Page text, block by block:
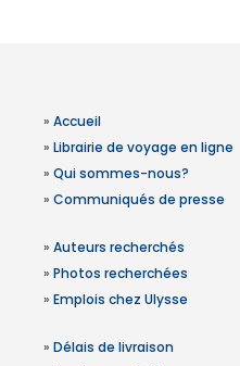
» Accueil
» Librairie de voyage en ligne
» Qui sommes-nous?
» Communiqués de presse
» Auteurs recherchés
» Photos recherchées
» Emplois chez Ulysse
» Délais de livraison